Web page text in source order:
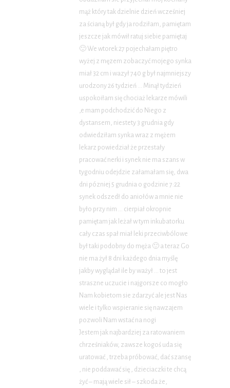
mąż który tak dzielnie dzień wcześniej
za ścianą był gdy ja rodziłam, pamiętam
jeszcze jak mówił ratuj siebie pamiętaj
🙂 We wtorek 27 pojechałam piętro
wyżej z męzem zobaczyć mojego synka
miał 32 cm i wazył 740 g był najmniejszy
urodzony 26 tydzień … Minął tydzień
uspokoiłam się chociaż lekarze mówili
,e mam podchodzić do Niego z
dystansem, niestety 3 grudnia gdy
odwiedziłam synka wraz z mężem
lekarz powiedział że przestały
pracować nerki i synek nie ma szans w
tygodniu odejdzie załamałam się, dwa
dni pózniej 5 grudnia o godzinie 7:22
synek odszedł do aniołów a mnie nie
było przy nim … cierpiał okropnie
pamiętam jak leżał w tym inkubatorku
cały czas spał miał leki przeciwbólowe
był taki podobny do męża 🙂 a teraz Go
nie ma żył 8 dni każdego dnia myślę
jakby wyglądał ile by ważył … to jest
straszne uczucie i najgorsze co mogło
Nam kobietom sie zdarzyć ale jest Nas
wiele i tylko wspieranie się nawzajem
pozwoli Nam wstać na nogi
Jestem jak najbardziej za ratowaniem
chrześniaków, zawsze kogoś uda się
uratować , trzeba próbować, dać szansę
, nie poddawać się , dzieciaczki te chcą
żyć – mają wiele sił – szkoda że,